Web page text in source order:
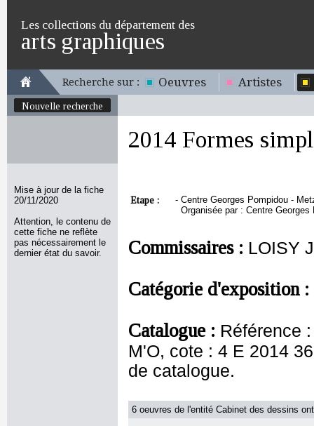
Les collections du département des
arts graphiques
Recherche sur : Oeuvres Artistes
Nouvelle recherche
Mise à jour de la fiche
20/11/2020
Attention, le contenu de
cette fiche ne reflète
pas nécessairement le
dernier état du savoir.
2014 Formes
Etape : - Centre Georges Pompidou -
Organisée par : Centre
Commissaires : LOISY
Catégorie d'exposition :
Catalogue : Référence
M'O, cote : 4 E 2014
de catalogue.
6 oeuvres de l'entité Cabinet des dessins